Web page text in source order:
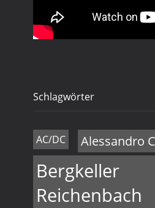
Schlagwörter
AC/DC Alessandro
Bergkeller
Reichenbach